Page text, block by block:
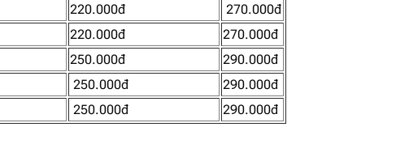
220.000đ
270.000đ
220.000đ
270.000đ
250.000đ
290.000đ
250.000đ
290.000đ
250.000đ
290.000đ